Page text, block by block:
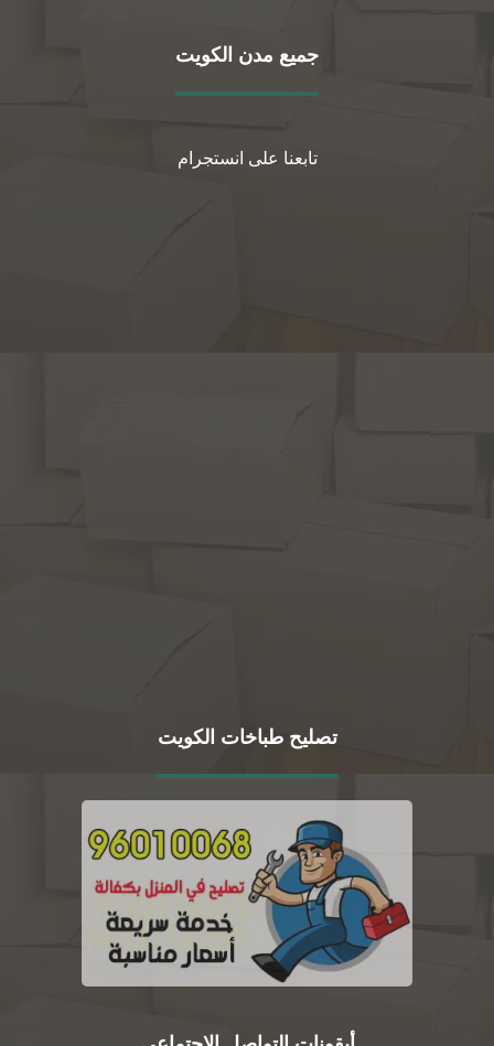
جميع مدن الكويت
تابعنا على انستجرام
تصليح طباخات الكويت